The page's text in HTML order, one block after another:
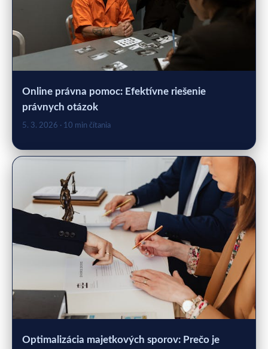
Online právna pomoc: Efektívne riešenie
právnych otázok
5. 3. 2026 · 10 min čítania
Optimalizácia majetkových sporov: Prečo je